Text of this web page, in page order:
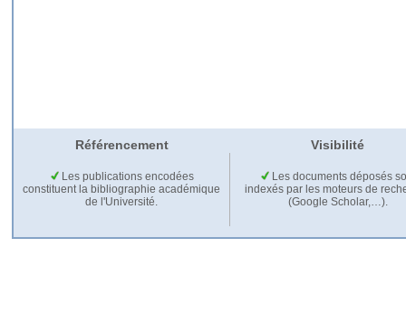
Référencement Visibilité
Les publications encodées
constituent la bibliographie académique
de l'Université.
Les documents déposés
indexés par les moteurs de
(Google Scholar,…).